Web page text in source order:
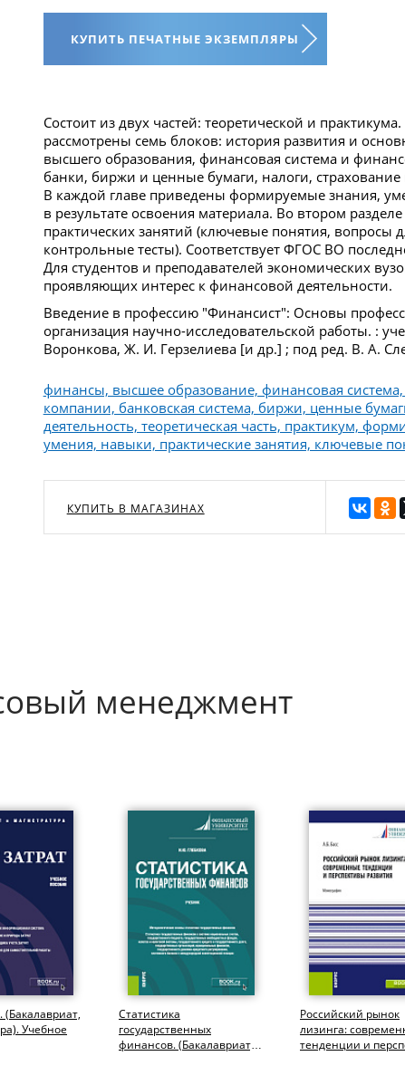
КУПИТЬ ПЕЧАТНЫЕ ЭКЗЕМПЛЯРЫ
Состоит из двух частей: теоретической и
рассмотрены семь блоков: история развития и
высшего образования, финансовая система и
банки, биржи и ценные бумаги, налоги, страхование
В каждой главе приведены формируемые знания,
в результате освоения материала. Во втором
практических занятий (ключевые понятия, вопросы
контрольные тесты). Соответствует ФГОС ВО
Для студентов и преподавателей экономических
проявляющих интерес к финансовой деятельности.
Введение в профессию "Финансист": Основы
организация научно-исследовательской работы. :
Воронкова, Ж. И. Герзелиева [и др.] ; под ред. В. А.
финансы, высшее образование, финансовая
компании, банковская система, биржи, ценные
деятельность, теоретическая часть, практикум,
умения, навыки, практические занятия, ключевые
КУПИТЬ В МАГАЗИНАХ
менеджмент
(Бакалавриат,
Учебное
Статистика
государственных
финансов. (Бакалавриат,
Российский рынок
лизинга:
тенденции и